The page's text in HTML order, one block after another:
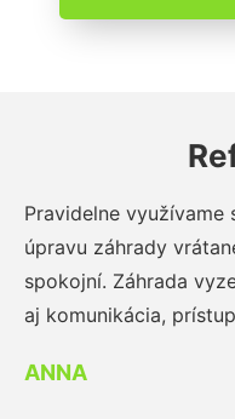
Pravidelne
úpravu záhrady
spokojní. Záhrada
aj komunikácia,
ANNA